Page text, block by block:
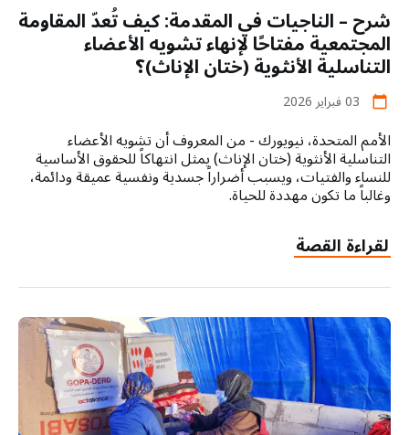
شرح – الناجيات في المقدمة: كيف تُعدّ المقاومة
المجتمعية مفتاحًا لإنهاء تشويه الأعضاء
التناسلية الأنثوية (ختان الإناث)؟
calendar_today 03 فبراير 2026
الأمم المتحدة، نيويورك - من المعروف أن تشويه الأعضاء
التناسلية الأنثوية (ختان الإناث) يمثل انتهاكاً للحقوق الأساسية
للنساء والفتيات، ويسبب أضراراً جسدية ونفسية عميقة ودائمة،
وغالباً ما تكون مهددة للحياة.
لقراءة القصة